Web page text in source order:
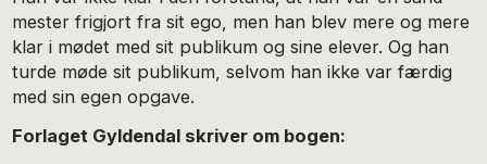
mester frigjort fra sit ego, men han blev mere og mere
klar i mødet med sit publikum og sine elever. Og han
turde møde sit publikum, selvom han ikke var færdig
med sin egen opgave.
Forlaget Gyldendal skriver om bogen: